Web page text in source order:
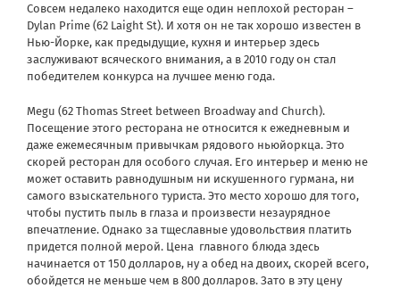
Совсем недалеко находится еще один неплохой ресторан –
Dylan Prime (62 Laight St). И хотя он не так хорошо известен в
Нью-Йорке, как предыдущие, кухня и интерьер здесь
заслуживают всяческого внимания, а в 2010 году он стал
победителем конкурса на лучшее меню года.
Megu (62 Thomas Street between Broadway and Church).
Посещение этого ресторана не относится к ежедневным и
даже ежемесячным привычкам рядового ньюйоркца. Это
скорей ресторан для особого случая. Его интерьер и меню не
может оставить равнодушным ни искушенного гурмана, ни
самого взыскательного туриста. Это место хорошо для того,
чтобы пустить пыль в глаза и произвести незаурядное
впечатление. Однако за тщеславные удовольствия платить
придется полной мерой. Цена главного блюда здесь
начинается от 150 долларов, ну а обед на двоих, скорей всего,
обойдется не меньше чем в 800 долларов. Зато в эту цену